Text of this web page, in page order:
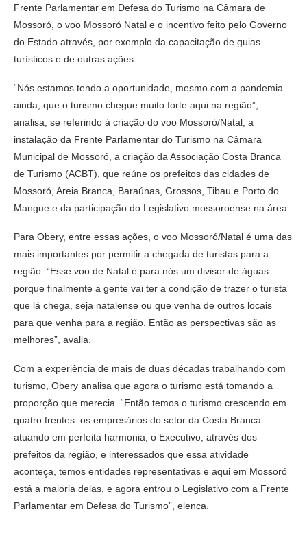
Frente Parlamentar em Defesa do Turismo na Câmara de
Mossoró, o voo Mossoró Natal e o incentivo feito pelo Governo
do Estado através, por exemplo da capacitação de guias
turísticos e de outras ações.
“Nós estamos tendo a oportunidade, mesmo com a pandemia
ainda, que o turismo chegue muito forte aqui na região”,
analisa, se referindo à criação do voo Mossoró/Natal, a
instalação da Frente Parlamentar do Turismo na Câmara
Municipal de Mossoró, a criação da Associação Costa Branca
de Turismo (ACBT), que reúne os prefeitos das cidades de
Mossoró, Areia Branca, Baraúnas, Grossos, Tibau e Porto do
Mangue e da participação do Legislativo mossoroense na área.
Para Obery, entre essas ações, o voo Mossoró/Natal é uma das
mais importantes por permitir a chegada de turistas para a
região. “Esse voo de Natal é para nós um divisor de águas
porque finalmente a gente vai ter a condição de trazer o turista
que lá chega, seja natalense ou que venha de outros locais
para que venha para a região. Então as perspectivas são as
melhores”, avalia.
Com a experiência de mais de duas décadas trabalhando com
turismo, Obery analisa que agora o turismo está tomando a
proporção que merecia. “Então temos o turismo crescendo em
quatro frentes: os empresários do setor da Costa Branca
atuando em perfeita harmonia; o Executivo, através dos
prefeitos da região, e interessados que essa atividade
aconteça, temos entidades representativas e aqui em Mossoró
está a maioria delas, e agora entrou o Legislativo com a Frente
Parlamentar em Defesa do Turismo”, elenca.